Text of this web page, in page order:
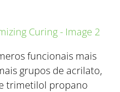
funcionais mais
grupos de acrilato,
trimetilol propano